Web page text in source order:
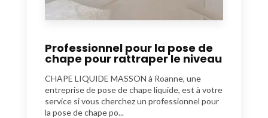
Professionnel pour la pose de
chape pour rattraper le niveau
CHAPE LIQUIDE MASSON à Roanne, une
entreprise de pose de chape liquide, est à votre
service si vous cherchez un professionnel pour
la pose de chape po...